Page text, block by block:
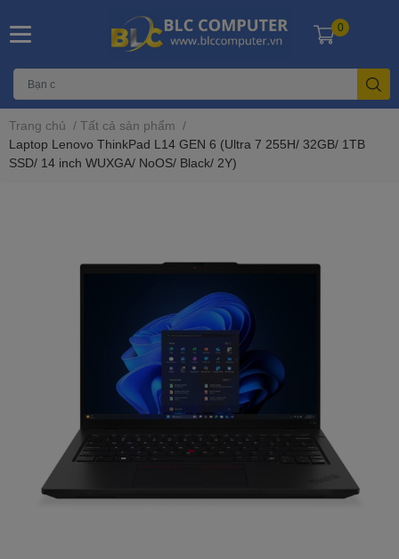
0
Trang chủ / Tất cả sản phẩm /
Laptop Lenovo ThinkPad L14 GEN 6 (Ultra 7 255H/ 32GB/ 1TB
SSD/ 14 inch WUXGA/ NoOS/ Black/ 2Y)